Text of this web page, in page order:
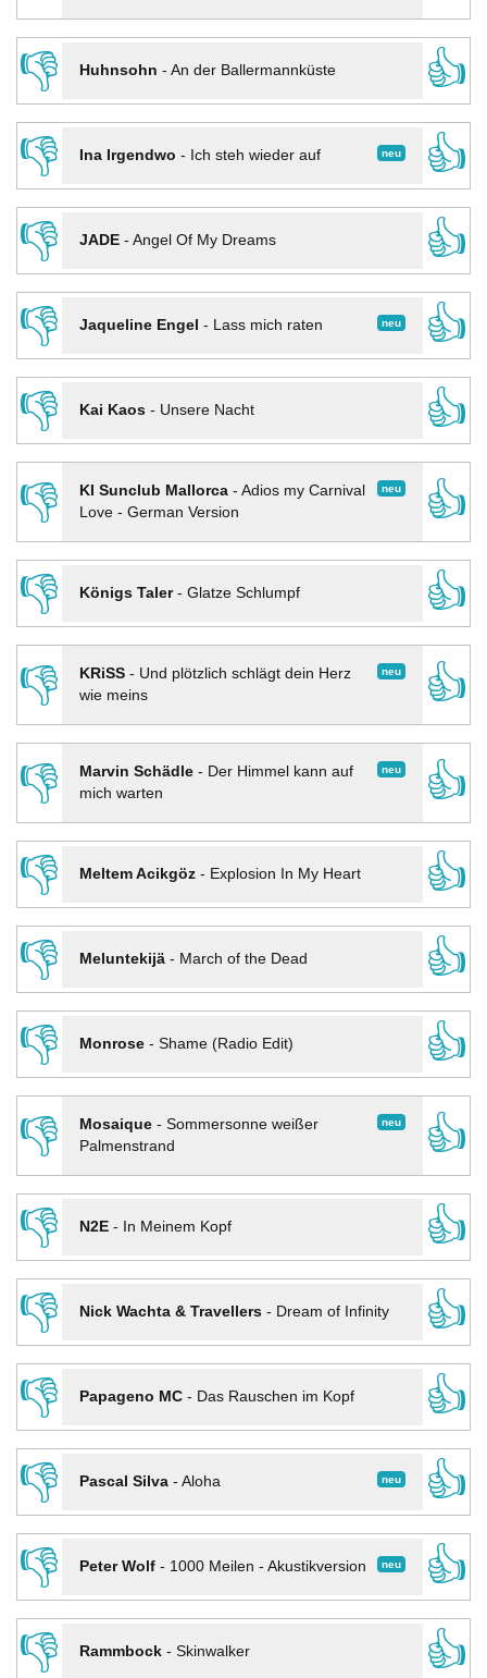
👎
Huhnsohn - An der Ballermannküste
👍
👎
neu
Ina Irgendwo - Ich steh wieder auf
👍
👎
JADE- Angel Of My Dreams
👍
👎
neu
Jaqueline Engel - Lass mich raten
👍
👎
Kai Kaos- Unsere Nacht
👍
👎
neu
KI Sunclub Mallorca- Adios my Carnival
Love - German Version
👍
👎
Königs Taler- Glatze Schlumpf
👍
👎
neu
KRiSS- Und plötzlich schlägt dein Herz
wie meins
👍
👎 neu
Marvin Schädle- Der Himmel kann auf
mich warten
👍
👎
Meltem Acikgöz- Explosion In My Heart
👍
👎
Meluntekijä- March of the Dead
👍
👎
Monrose- Shame (Radio Edit)
👍
👎
neu
Mosaique- Sommersonne weißer
Palmenstrand
👍
👎
N2E- In Meinem Kopf
👍
👎
Nick Wachta & Travellers- Dream of Infinity
👍
👎
Papageno MC- Das Rauschen im Kopf
👍
👎
neu
Pascal Silva- Aloha
👍
👎
neu
Peter Wolf- 1000 Meilen - Akustikversion
👍
👎
Rammbock- Skinwalker
👍